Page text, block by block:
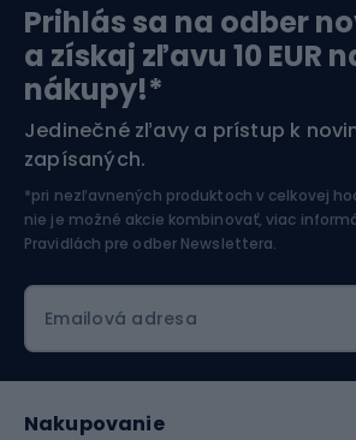
Orientačný beh
Lyžovanie
Športová elektronika
Jazdectvo
Prihlás sa na odber
a získaj zľavu 10 EUR
nákupy!*
Jedinečné zľavy a prístup k
zapísaných.
*pri nezľavnených produktoch v celkovej
nie je možné akcie kombinovať, viac
Pravidlách pre odber Newslettera.
Emailová adresa
Nakupovanie